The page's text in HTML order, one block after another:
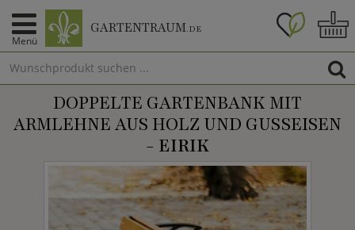
Menü
GARTENTRAUM.DE
DOPPELTE GARTENBANK MIT
ARMLEHNE AUS HOLZ UND GUSSEISEN
- EIRIK